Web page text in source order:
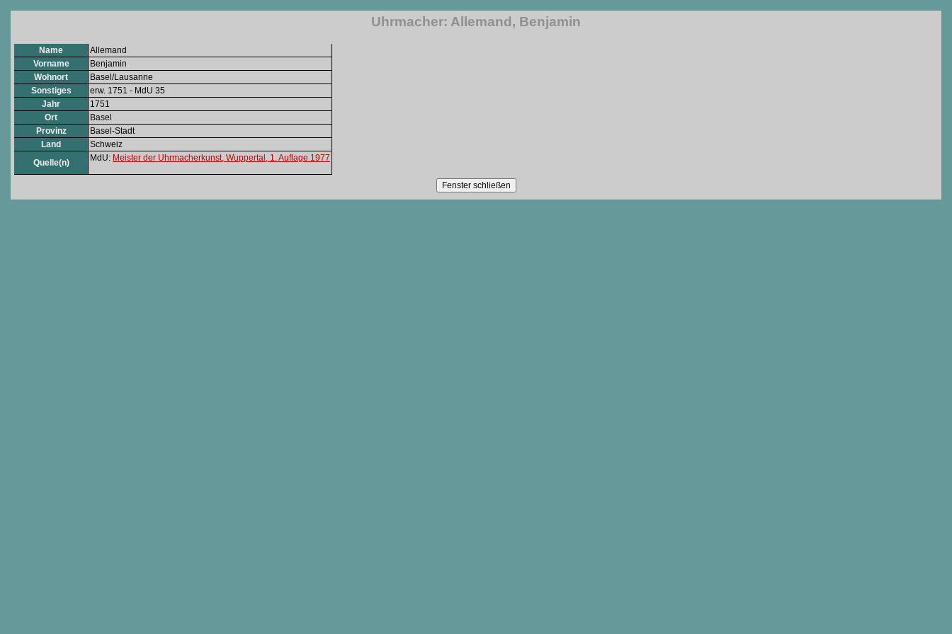
Uhrmacher: Allemand, Benjamin
Name
Allemand
Vorname
Benjamin
Wohnort
Basel/Lausanne
Sonstiges
erw. 1751 - MdU 35
Jahr
1751
Ort
Basel
Provinz
Basel-Stadt
Land
Schweiz
Quelle(n)
MdU: Meister der Uhrmacherkunst, Wuppertal, 1. Auflage 1977